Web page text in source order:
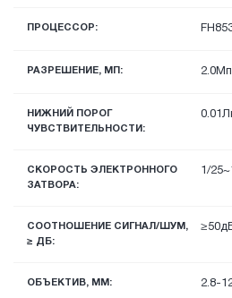
ПРОЦЕССОР:
РАЗРЕШЕНИЕ, МП: 2.0Мп
НИЖНИЙ ПОРОГ
ЧУВСТВИТЕЛЬНОСТИ:
СКОРОСТЬ ЭЛЕКТРОННОГО
ЗАТВОРА:
1/
СООТНОШЕНИЕ СИГНАЛ/ШУМ,
≥ ДБ:
ОБЪЕКТИВ, ММ: 2.8-